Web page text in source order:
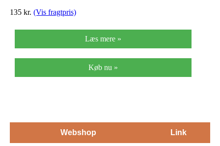
135 kr. (Vis fragtpris)
Læs mere »
Køb nu »
Webshop Link